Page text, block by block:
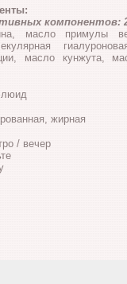
компонентов:
масло примулы
масло кунжута,
жирная
/ вечер